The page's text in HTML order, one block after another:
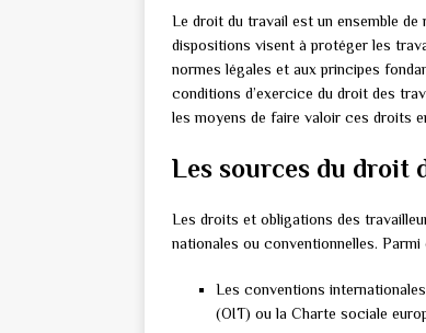
Le droit du travail est un ensemble
dispositions visent à protéger les
normes légales et aux principes
conditions d’exercice du droit des
les moyens de faire valoir ces droits
Les sources du droit
Les droits et obligations des
nationales ou conventionnelles.
Les conventions
(OIT) ou la Charte sociale